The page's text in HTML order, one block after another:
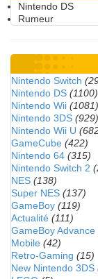
Nintendo DS
Rumeur
Nintendo Switch
Nintendo DS (1100)
Nintendo Wii (1081)
Nintendo 3DS (929)
Nintendo Wii U
GameCube (422)
Nintendo 64 (315)
Nintendo Switch 2
NES (138)
Super NES (137)
GameBoy (119)
Actualité (111)
GameBoy Advance
Mobile (42)
Retro-Gaming (15)
New Nintendo 3DS